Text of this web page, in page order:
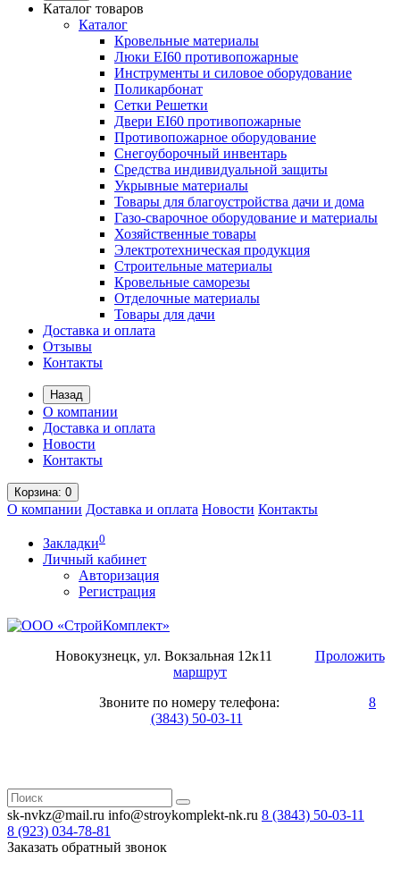
Каталог товаров
Каталог
Кровельные материалы
Люки EI60 противопожарные
Инструменты и силовое оборудование
Поликарбонат
Сетки Решетки
Двери EI60 противопожарные
Противопожарное оборудование
Снегоуборочный инвентарь
Средства индивидуальной защиты
Укрывные материалы
Товары для благоустройства дачи и дома
Газо-сварочное оборудование и материалы
Хозяйственные товары
Электротехническая продукция
Строительные материалы
Кровельные саморезы
Отделочные материалы
Товары для дачи
Доставка и оплата
Отзывы
Контакты
Назад
О компании
Доставка и оплата
Новости
Контакты
Корзина: 0
О компании Доставка и оплата Новости Контакты
Закладки0
Личный кабинет
Авторизация
Регистрация
Новокузнецк, ул. Вокзальная 12к11 Проложить
маршрут
Звоните по номеру телефона: 8
(3843) 50-03-11
sk-nvkz@mail.ru info@stroykomplekt-nk.ru 8 (3843) 50-03-11
8 (923) 034-78-81
Заказать обратный звонок